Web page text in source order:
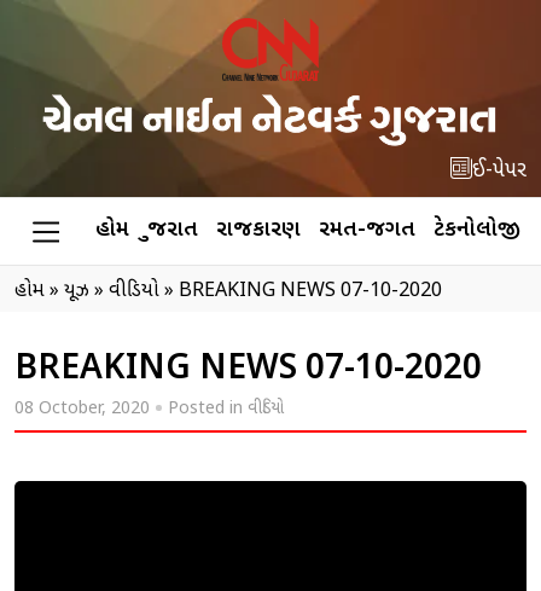
ઈ-પેપર
હોમ ગુજરાત રાજકારણ રમત-જગત ટેકનોલોજી
હોમ» ન્યૂઝ » વીડિયો» BREAKING NEWS 07-10-2020
BREAKING NEWS 07-10-2020
08 October, 2020 Posted in વીડિયો